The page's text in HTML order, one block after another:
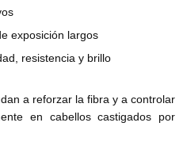
exposición largos
resistencia y brillo
a reforzar la fibra y a controlar
en cabellos castigados por